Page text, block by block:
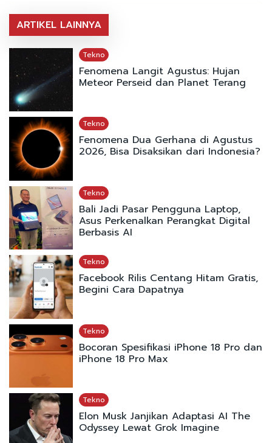
ARTIKEL LAINNYA
Tekno
Fenomena Langit Agustus: Hujan
Meteor Perseid dan Planet Terang
Tekno
Fenomena Dua Gerhana di Agustus
2026, Bisa Disaksikan dari Indonesia?
Tekno
Bali Jadi Pasar Pengguna Laptop,
Asus Perkenalkan Perangkat Digital
Berbasis AI
Tekno
Facebook Rilis Centang Hitam Gratis,
Begini Cara Dapatnya
Tekno
Bocoran Spesifikasi iPhone 18 Pro dan
iPhone 18 Pro Max
Tekno
Elon Musk Janjikan Adaptasi AI The
Odyssey Lewat Grok Imagine